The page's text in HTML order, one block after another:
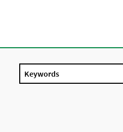
Keywords